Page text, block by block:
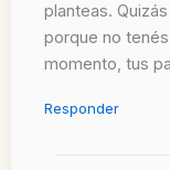
planteas.
porque no tenés
momento, tus
Responder